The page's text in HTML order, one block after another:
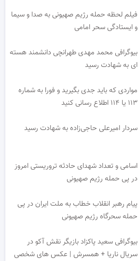
فیلم لحظه حمله رژیم صهیونی به صدا و سیما
و ایستادگی سحر امامی
بیوگرافی محمد مهدی طهرانچی دانشمند هسته
ای به شهادت رسید
مواردی که باید جدی بگیرید و فورا به شماره
۱۱۳ یا ۱۱۴ اطلاع رسانی کنید
سردار امیرعلی حاجی‌زاده به شهادت رسید
اسامی و تعداد شهدای حادثه تروریستی امروز
در پی حمله رژیم صهیونی
پیام رهبر انقلاب خطاب به ملت ایران در پی
حمله سحرگاه رژیم صهیونی
بیوگرافی سعید پاکزاد بازیگر نقش آکو در
سریال ناریا + همسرش | عکس های شخصی